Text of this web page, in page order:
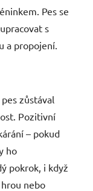
Pes se
s
a propojení.
zůstával
Pozitivní
– pokud
ho
pokrok, i když
nebo